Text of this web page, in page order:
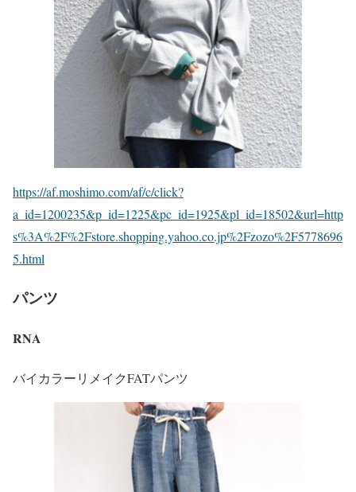
https://af.moshimo.com/af/c/click?
a_id=1200235&p_id=1225&pc_id=1925&pl_id=18502&url=http
s%3A%2F%2Fstore.shopping.yahoo.co.jp%2Fzozo%2F5778696
5.html
パンツ
RNA
バイカラーリメイクFATパンツ